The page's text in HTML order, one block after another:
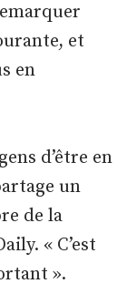
et
en
d’être en
un
de la
« C’est
».